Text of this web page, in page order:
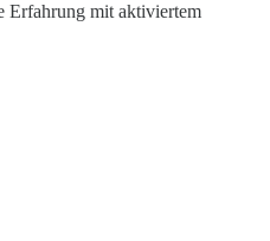
Erfahrung mit aktiviertem